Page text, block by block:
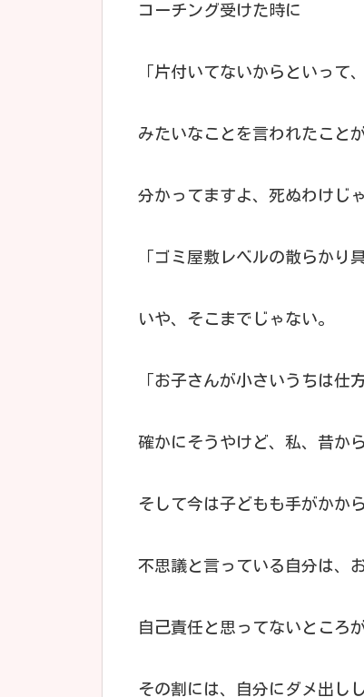
コーチング受けた時に
「片付いてないからといって
みたいなことを言われたこと
分かってますよ、死ぬわけじ
「ゴミ屋敷レベルの散らかり
いや、そこまでじゃない。
「お子さんが小さいうちは仕
確かにそうやけど、私、昔から
そして今は子どもも手がかか
不思議と言っている自分は、
自己責任と思ってないところ
その割には、自分にダメ出し